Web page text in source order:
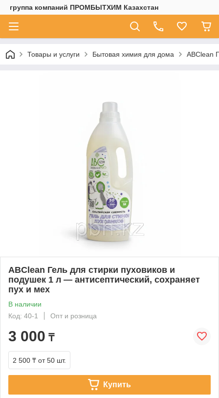
группа компаний ПРОМБЫТХИМ Казахстан
Товары и услуги Бытовая химия для дома ABClean
ABClean Гель для стирки пуховиков и
подушек 1 л — антисептический, сохраняет
пух и мех
В наличии
Код: 40-1
Опт и розница
3 000 ₸
2 500 ₸ от 50 шт.
Купить